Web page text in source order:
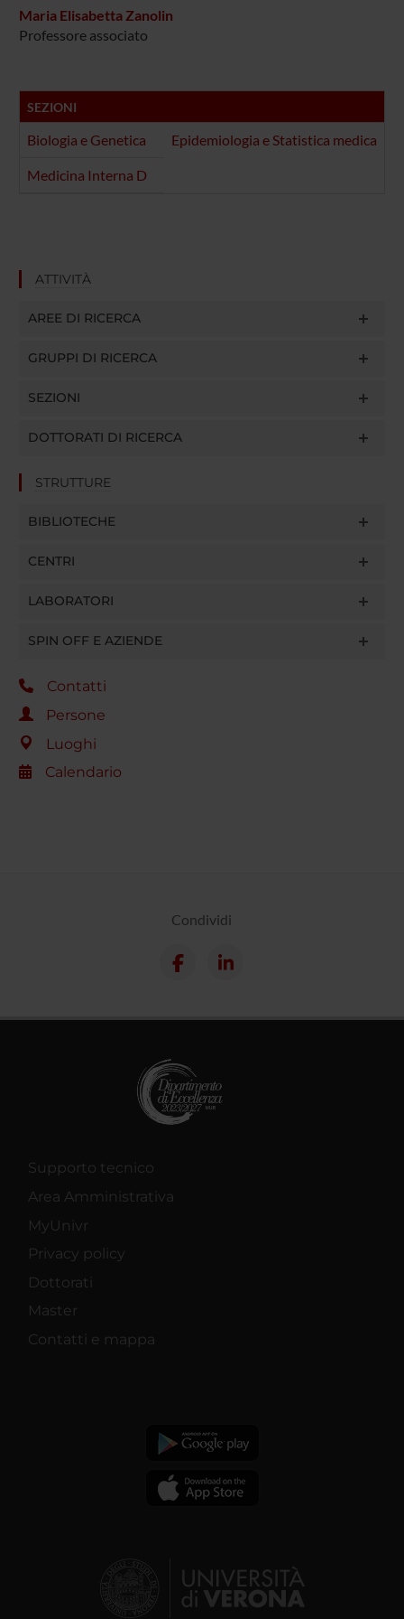
Maria Elisabetta Zanolin
Professore associato
SEZIONI
Biologia e Genetica Epidemiologia e Statistica medica
Medicina Interna D
ATTIVITÀ
AREE DI RICERCA
GRUPPI DI RICERCA
SEZIONI
DOTTORATI DI RICERCA
STRUTTURE
BIBLIOTECHE
CENTRI
LABORATORI
SPIN OFF E AZIENDE
Contatti
Persone
Luoghi
Calendario
Condividi
Supporto tecnico
Area Amministrativa
MyUnivr
Privacy policy
Dottorati
Master
Contatti e mappa